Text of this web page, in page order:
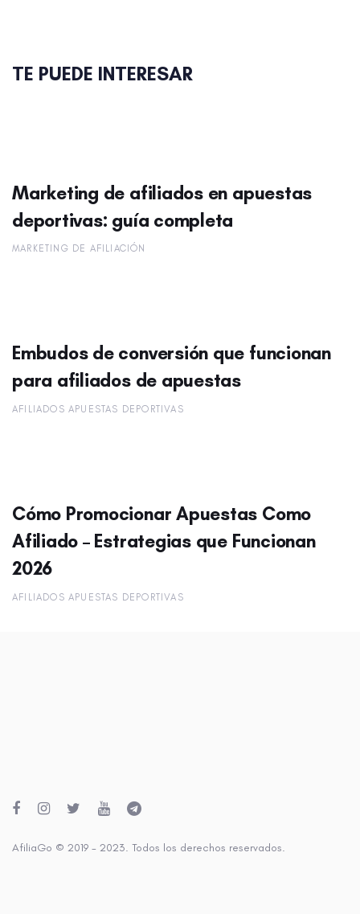
TE PUEDE INTERESAR
Marketing de afiliados en apuestas
deportivas: guía completa
MARKETING DE AFILIACIÓN
Embudos de conversión que funcionan
para afiliados de apuestas
AFILIADOS APUESTAS DEPORTIVAS
Cómo Promocionar Apuestas Como
Afiliado – Estrategias que Funcionan
2026
AFILIADOS APUESTAS DEPORTIVAS
AfiliaGo © 2019 - 2023. Todos los derechos reservados.